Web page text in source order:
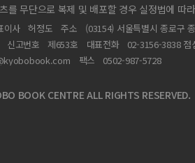
를 무단으로 복제 및 배포할 경우 실정법에 따
이사 허정도 주소 (03154) 서울특별시 종로구
신고번호 제653호 대표전화
02-3156-3838 점
팩스 0502-987-5728
BOOK CENTRE ALL RIGHTS RESERVED.